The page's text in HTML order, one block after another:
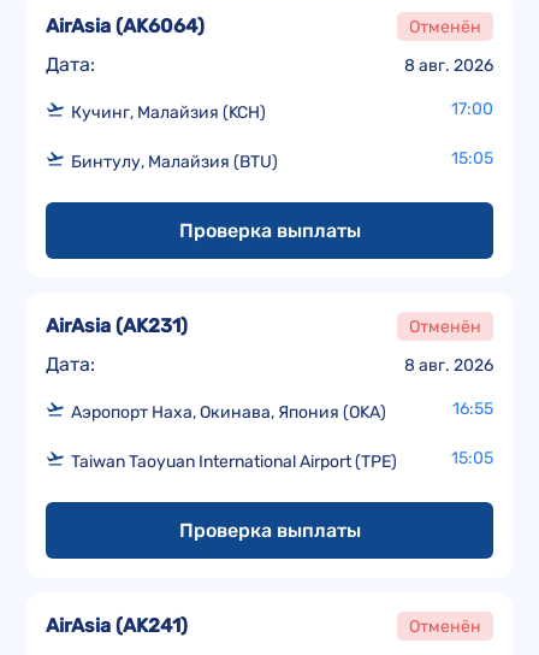
Дата: 8 авг. 2026
AirAsia (AK6064) Отменён
Кучинг, Малайзия (KCH) 17:00
Бинтулу, Малайзия (BTU) 15:05
Проверка выплаты
Дата: 8 авг. 2026
AirAsia (AK231) Отменён
Аэропорт Наха, Окинава, Япония (OKA) 16:55
Taiwan Taoyuan International Airport (TPE) 15:05
Проверка выплаты
AirAsia (AK241) Отменён